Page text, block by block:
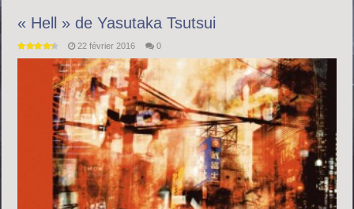
« Hell » de Yasutaka Tsutsui
22 février 2016 0